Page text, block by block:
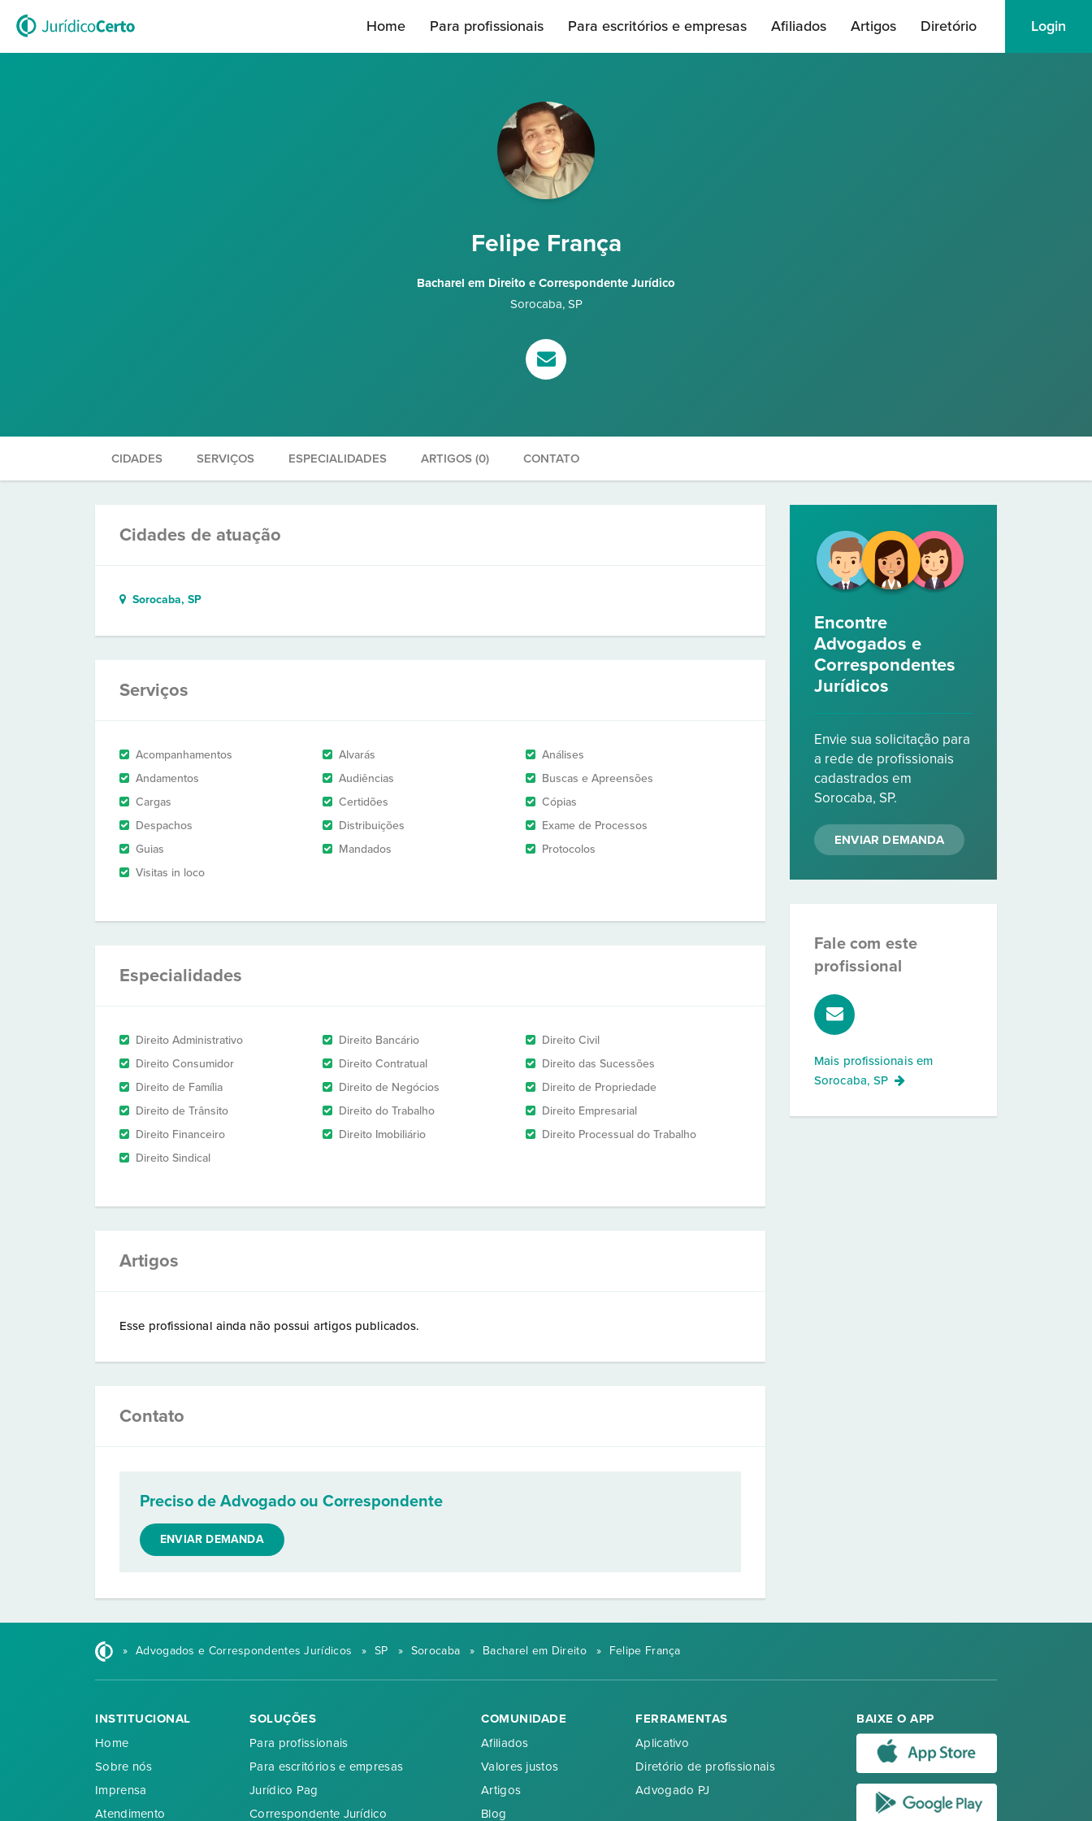
Home Para profissionais Para escritórios e empresas Afiliados Artigos Diretório Login
Felipe França
Bacharel em Direito e Correspondente Jurídico
Sorocaba, SP
CIDADES SERVIÇOS ESPECIALIDADES ARTIGOS (0) CONTATO
Cidades de atuação
Sorocaba, SP
Serviços
Acompanhamentos Alvarás
Análises
Andamentos
Audiências
Buscas e Apreensões
Cargas
Certidões
Cópias
Despachos
Distribuições
Exame de Processos
Guias
Mandados
Protocolos
Visitas in loco
Especialidades
Direito Administrativo Direito Bancário
Direito Civil
Direito Consumidor
Direito Contratual
Direito das Sucessões
Direito de Família
Direito de Negócios
Direito de Propriedade
Direito de Trânsito
Direito do Trabalho
Direito Empresarial
Direito Financeiro
Direito Imobiliário
Direito Processual do Trabalho
Direito Sindical
Artigos
Esse profissional ainda não possui artigos publicados.
Contato
Preciso de Advogado ou Correspondente
ENVIAR DEMANDA
Encontre
Advogados e
Correspondentes
Jurídicos
Envie sua solicitação para
a rede de profissionais
cadastrados em
Sorocaba, SP.
ENVIAR DEMANDA
Fale com este
profissional
Mais profissionais em
Sorocaba, SP
» Advogados e Correspondentes Jurídicos » SP » Sorocaba » Bacharel em Direito » Felipe França
INSTITUCIONAL
Home
Sobre nós
Imprensa
Atendimento
SOLUÇÕES
Para profissionais
Para escritórios e empresas
Jurídico Pag
Correspondente Jurídico
COMUNIDADE
Afiliados
Valores justos
Artigos
Blog
FERRAMENTAS
Aplicativo
Diretório de profissionais
Advogado PJ
BAIXE O APP